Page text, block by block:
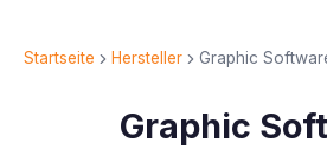
Startseite Hersteller Graphic
Graphic